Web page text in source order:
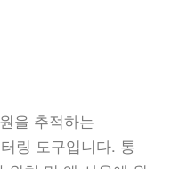
을 추적하는
링 도구입니다. 통